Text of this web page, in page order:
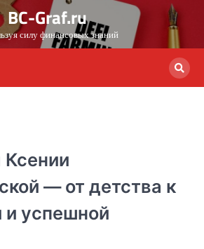
BC-Graf.ru
силу финансовых знаний
— от детства к
и успешной